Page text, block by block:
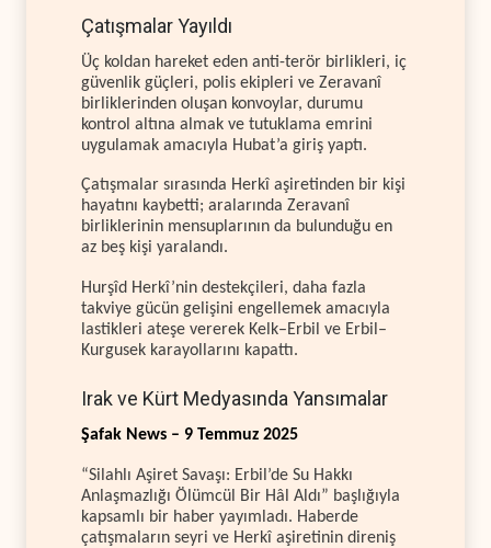
Çatışmalar Yayıldı
Üç koldan hareket eden anti-terör birlikleri, iç
güvenlik güçleri, polis ekipleri ve Zeravanî
birliklerinden oluşan konvoylar, durumu
kontrol altına almak ve tutuklama emrini
uygulamak amacıyla Hubat’a giriş yaptı.
Çatışmalar sırasında Herkî aşiretinden bir kişi
hayatını kaybetti; aralarında Zeravanî
birliklerinin mensuplarının da bulunduğu en
az beş kişi yaralandı.
Hurşîd Herkî’nin destekçileri, daha fazla
takviye gücün gelişini engellemek amacıyla
lastikleri ateşe vererek Kelk–Erbil ve Erbil–
Kurgusek karayollarını kapattı.
Irak ve Kürt Medyasında Yansımalar
Şafak News – 9 Temmuz 2025
“Silahlı Aşiret Savaşı: Erbil’de Su Hakkı
Anlaşmazlığı Ölümcül Bir Hâl Aldı” başlığıyla
kapsamlı bir haber yayımladı. Haberde
çatışmaların seyri ve Herkî aşiretinin direniş